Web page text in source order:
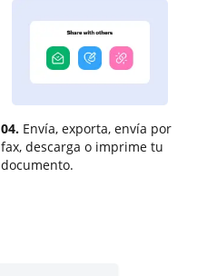
04. Envía, exporta, envía por
fax, descarga o imprime tu
documento.